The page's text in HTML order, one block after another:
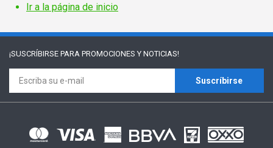
Ir a la página de inicio
¡SUSCRÍBIRSE PARA PROMOCIONES Y NOTICIAS!
Suscríbirse